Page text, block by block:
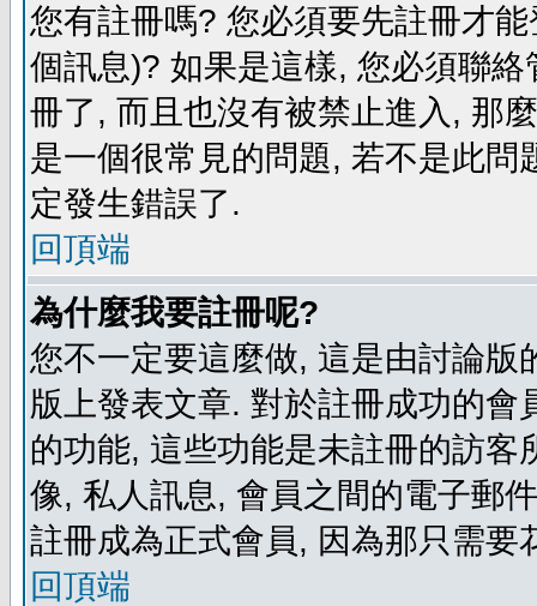
您有註冊嗎? 您必須要先註冊才
個訊息)? 如果是這樣, 您必須聯
冊了, 而且也沒有被禁止進入, 那
是一個很常見的問題, 若不是此
定發生錯誤了.
回頂端
為什麼我要註冊呢?
您不一定要這麼做, 這是由討論
版上發表文章. 對於註冊成功的
的功能, 這些功能是未註冊的訪
像, 私人訊息, 會員之間的電子郵
註冊成為正式會員, 因為那只需要
回頂端